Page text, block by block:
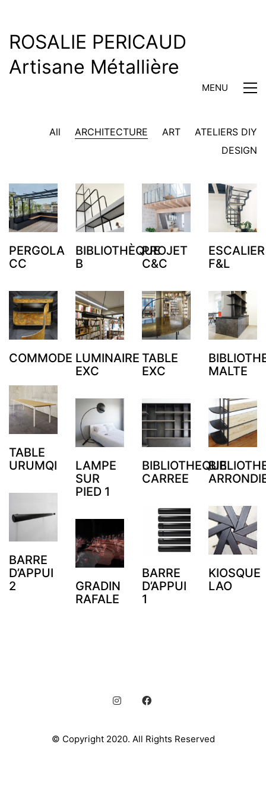
ROSALIE PERICAUD
Artisane Métallière
MENU
All ARCHITECTURE ART
ATELIERS DIY
DESIGN
PERGOLA
CC
BIBLIOTHÈQUE
B
PROJET
C&C
ESCALIER
F&L
COMMODE LUMINAIRE
EXC
TABLE
EXC
MALTE
TABLE
URUMQI
LAMPE
SUR
PIED 1
BIBLIOTHEQUE
CARREE
BARRE
D’APPUI
2
BARRE
D’APPUI
1
KIOSQUE
LAO
GRADIN
RAFALE
© Copyright 2020. All Rights Reserved